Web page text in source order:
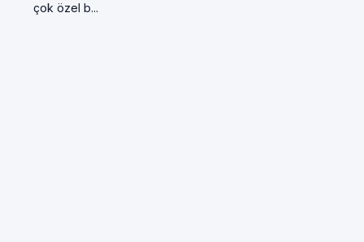
çok özel b...